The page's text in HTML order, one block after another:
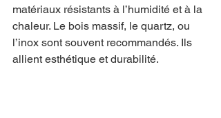
matériaux résistants à l’humidité et à la
chaleur. Le bois massif, le quartz, ou
l’inox sont souvent recommandés. Ils
allient esthétique et durabilité.